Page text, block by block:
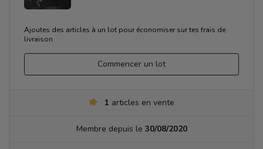
Ajoutes des articles à un lot pour économiser sur tes frais de
livraison
Commencer un lot
1 articles en vente
Membre depuis le 30/08/2020